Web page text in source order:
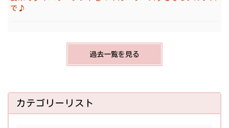
で♪
過去一覧を見る
カテゴリーリスト